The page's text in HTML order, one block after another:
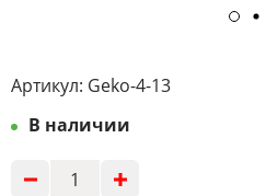
Артикул: Geko-4-13
В наличии